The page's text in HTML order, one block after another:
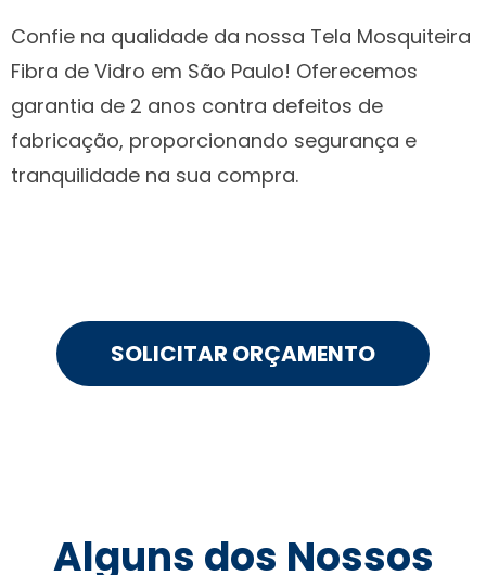
Confie na qualidade da nossa Tela Mosquiteira
Fibra de Vidro em São Paulo! Oferecemos
garantia de 2 anos contra defeitos de
fabricação, proporcionando segurança e
tranquilidade na sua compra.
SOLICITAR ORÇAMENTO
Alguns dos Nossos